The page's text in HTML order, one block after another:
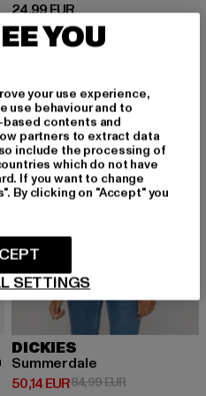
24,99 EUR
Derzeitiger Preis: 24,99 EUR
DICKIES
Summerdale
50,14 EUR
Derzeitiger Preis: 50,14 EUR
84,99 EURAktionspreis:
YOU
your use experience,
use behaviour and to
contents and
partners to extract data
include the processing of
which do not have
If you want to change
By clicking on "Accept" you
SETTINGS